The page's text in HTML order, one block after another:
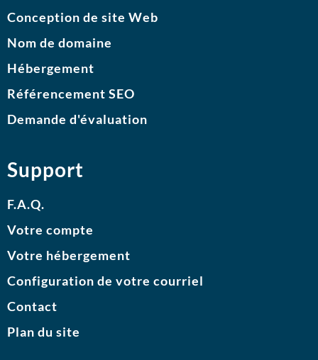
Conception de site Web
Nom de domaine
Hébergement
Référencement SEO
Demande d'évaluation
Support
F.A.Q.
Votre compte
Votre hébergement
Configuration de votre courriel
Contact
Plan du site